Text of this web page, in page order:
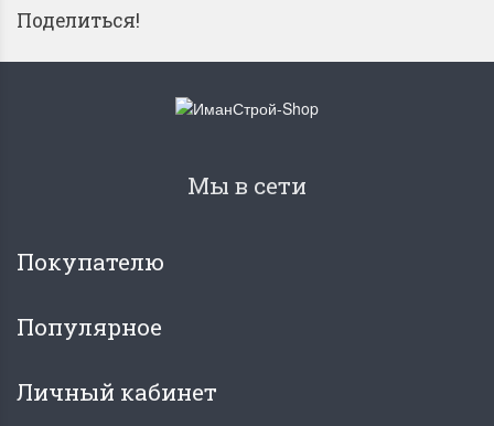
Поделиться!
Мы в сети
Покупателю
Популярное
Личный кабинет